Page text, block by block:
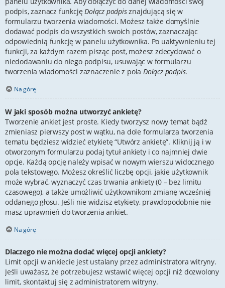
podpis, zaznacz funkcjęDołącz podpisznajdującą się w
formularzu tworzenia wiadomości. Możesz także domyślnie
dodawać podpis do wszystkich swoich postów, zaznaczając
odpowiednią funkcję w panelu użytkownika. Po uaktywnieniu tej
funkcji, za każdym razem pisząc post, możesz zdecydować o
niedodawaniu do niego podpisu, usuwając w formularzu
tworzenia wiadomości zaznaczenie z polaDołącz podpis.
Na górę
W jaki sposób można utworzyć ankietę?
Tworzenie ankiet jest proste. Kiedy tworzysz nowy temat bądź
zmieniasz pierwszy post w wątku, na dole formularza tworzenia
tematu będziesz widzieć etykietę “Utwórz ankietę”. Kliknij ją i w
otworzonym formularzu podaj tytuł ankiety i co najmniej dwie
opcje. Każdą opcję należy wpisać w nowym wierszu widocznego
pola tekstowego. Możesz określić liczbę opcji, jakie użytkownik
może wybrać, wyznaczyć czas trwania ankiety (0 – bez limitu
czasowego), a także umożliwić użytkownikom zmianę wcześniej
oddanego głosu. Jeśli nie widzisz etykiety, prawdopodobnie nie
masz uprawnień do tworzenia ankiet.
Na górę
Dlaczego nie można dodać więcej opcji ankiety?
Limit opcji w ankiecie jest ustalany przez administratora witryny.
Jeśli uważasz, że potrzebujesz wstawić więcej opcji niż dozwolony
limit, skontaktuj się z administratorem witryny.